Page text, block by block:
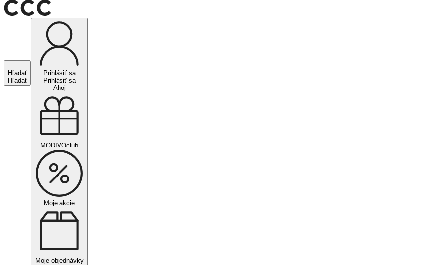
Hľadať
Hľadať
Prihlásiť sa
Prihlásiť sa
Ahoj
MODIVOclub
Moje akcie
Moje objednávky